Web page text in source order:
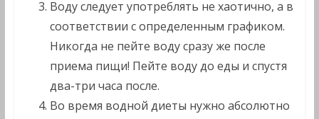
Воду следует употреблять не хаотично, а в
соответствии с определенным графиком.
Никогда не пейте воду сразу же после
приема пищи! Пейте воду до еды и спустя
два-три часа после.
Во время водной диеты нужно абсолютно